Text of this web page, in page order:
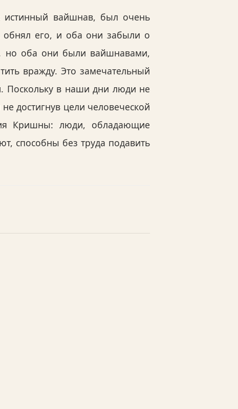
истинный вайшнав, был очень
обнял его, и оба они забыли о
но оба они были вайшнавами,
вражду. Это замечательный
Поскольку в наши дни люди не
достигнув цели человеческой
Кришны: люди, обладающие
способны без труда подавить